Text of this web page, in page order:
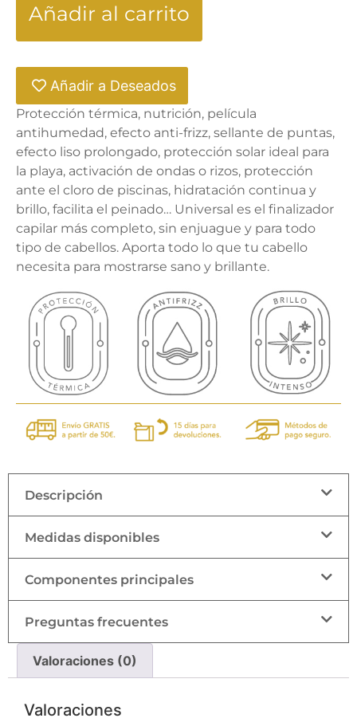
Añadir al carrito
Añadir a Deseados
Protección térmica, nutrición, película
antihumedad, efecto anti-frizz, sellante de puntas,
efecto liso prolongado, protección solar ideal para
la playa, activación de ondas o rizos, protección
ante el cloro de piscinas, hidratación continua y
brillo, facilita el peinado… Universal es el finalizador
capilar más completo, sin enjuague y para todo
tipo de cabellos. Aporta todo lo que tu cabello
necesita para mostrarse sano y brillante.
Descripción
Medidas disponibles
Componentes principales
Preguntas frecuentes
Valoraciones (0)
Valoraciones